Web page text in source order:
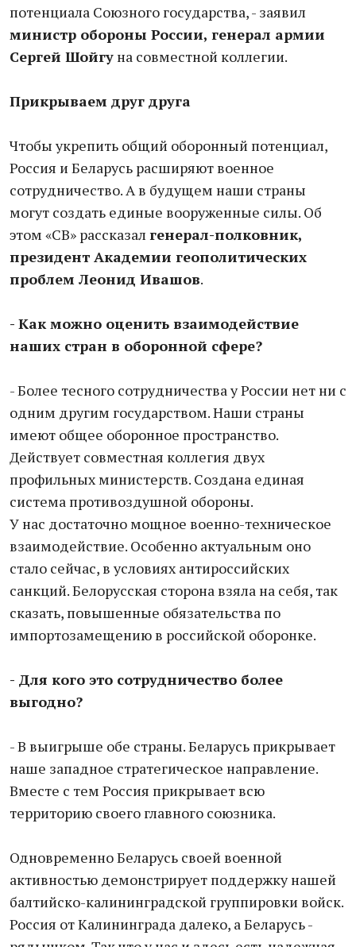
потенциала Союзного государства, - заявил
министр обороны России, генерал армии
Сергей Шойгу на совместной коллегии.
Прикрываем друг друга
Чтобы укрепить общий оборонный потенциал,
Россия и Беларусь расширяют военное
сотрудничество. А в будущем наши страны
могут создать единые вооруженные силы. Об
этом «СВ» рассказал генерал-полковник,
президент Академии геополитических
проблем Леонид Ивашов.
- Как можно оценить взаимодействие
наших стран в оборонной сфере?
- Более тесного сотрудничества у России нет ни с
одним другим государством. Наши страны
имеют общее оборонное пространство.
Действует совместная коллегия двух
профильных министерств. Создана единая
система противоздушной обороны.
У нас достаточно мощное военно-техническое
взаимодействие. Особенно актуальным оно
стало сейчас, в условиях антироссийских
санкций. Белорусская сторона взяла на себя, так
сказать, повышенные обязательства по
импортозамещению в российской оборонке.
- Для кого это сотрудничество более
выгодно?
- В выигрыше обе страны. Беларусь прикрывает
наше западное стратегическое направление.
Вместе с тем Россия прикрывает всю
территорию своего главного союзника.
Одновременно Беларусь своей военной
активностью демонстрирует поддержку нашей
балтийско-калининградской группировки войск.
Россия от Калининграда далеко, а Беларусь -